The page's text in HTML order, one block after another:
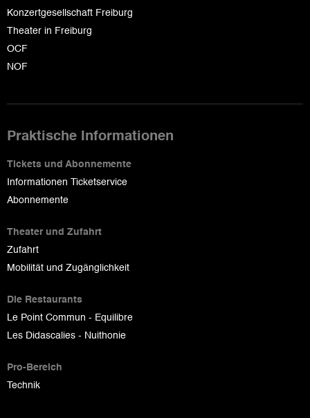
Konzertgesellschaft Freiburg
Theater in Freiburg
OCF
NOF
Praktische Informationen
Tickets und Abonnemente
Informationen Ticketservice
Abonnemente
Theater und Zufahrt
Zufahrt
Mobilität und Zugänglichkeit
Die Restaurants
Le Point Commun - Equilibre
Les Didascalies - Nuithonie
Pro-Bereich
Technik